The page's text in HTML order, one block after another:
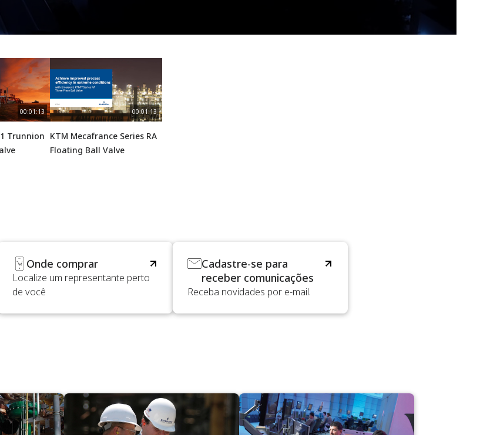
00:01:13
Trunnion
00:01:13
KTM Mecafrance Series RA
Floating Ball Valve
Onde comprar
Localize um representante perto
de você
Cadastre-se para
receber comunicações
Receba novidades por e-mail.